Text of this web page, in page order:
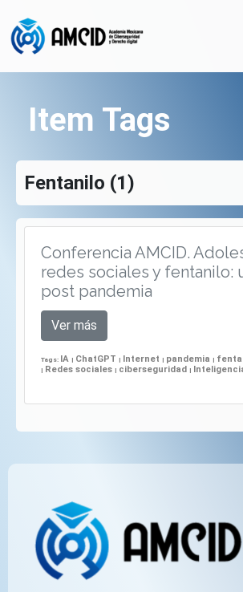
Item Tags
Fentanilo (1)
Conferencia AMCID.
redes sociales y fentanilo:
post pandemia
Ver más
Tags: IA | ChatGPT | Internet | pandemia |
| Redes sociales | ciberseguridad |